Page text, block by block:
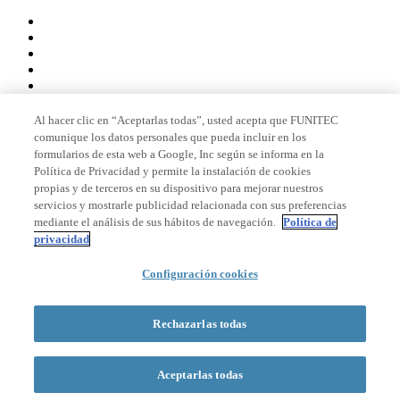
Miembro de
Acreditaciones
© 2026 La Salle Campus Barcelona - URL |
Formulario de búsqueda
Al hacer clic en “Aceptarlas todas”, usted acepta que FUNITEC
comunique los datos personales que pueda incluir en los
formularios de esta web a Google, Inc según se informa en la
Política de Privacidad y permite la instalación de cookies
propias y de terceros en su dispositivo para mejorar nuestros
servicios y mostrarle publicidad relacionada con sus preferencias
mediante el análisis de sus hábitos de navegación. Política de
privacidad
Configuración cookies
Rechazarlas todas
Aceptarlas todas